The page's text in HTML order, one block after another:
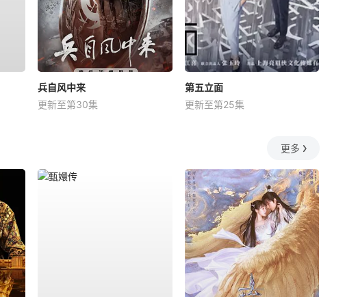
兵自风中来
更新至第30集
第五立面
更新至第25集
更多